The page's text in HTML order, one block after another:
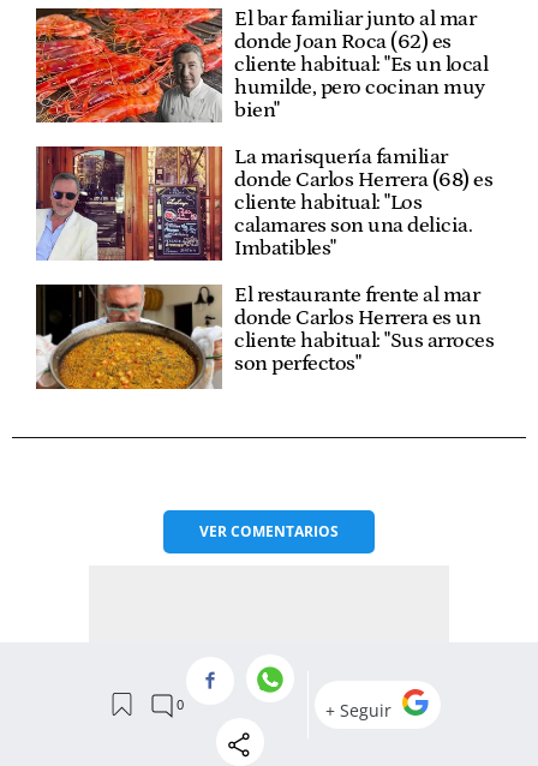
El bar familiar junto al mar
donde Joan Roca (62) es
cliente habitual: "Es un local
humilde, pero cocinan muy
bien"
La marisquería familiar
donde Carlos Herrera (68) es
cliente habitual: "Los
calamares son una delicia.
Imbatibles"
El restaurante frente al mar
donde Carlos Herrera es un
cliente habitual: "Sus arroces
son perfectos"
VERCOMENTARIOS